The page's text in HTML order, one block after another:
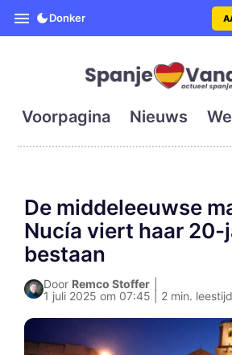
SpanjeVandaag is
Donker
Voorpagina Nieuws
De middeleeuwse
Nucía viert haar 20-
bestaan
Door Remco Stoffer
1 juli 2025 om 07:45 | 2 min. leestijd